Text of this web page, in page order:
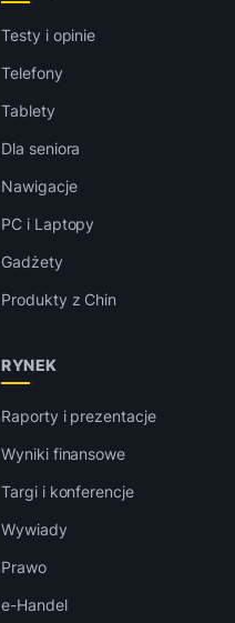
Testy i opinie
Telefony
Tablety
Dla seniora
Nawigacje
PC i Laptopy
Gadżety
Produkty z Chin
RYNEK
Raporty i prezentacje
Wyniki finansowe
Targi i konferencje
Wywiady
Prawo
e-Handel